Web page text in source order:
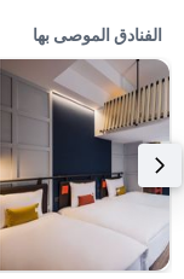
الفنادق الموصى بها